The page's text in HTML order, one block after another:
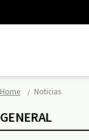
Home Noticias
GENERAL